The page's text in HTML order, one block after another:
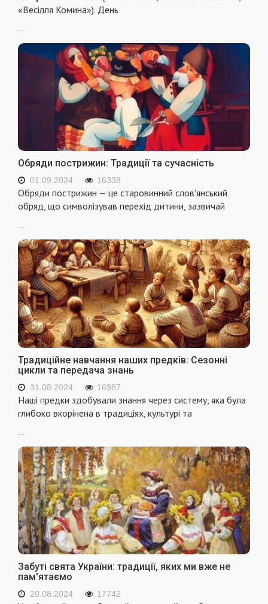
«Весілля Комина»). День
Обряди пострижин: Традиції та сучасність
01.09.2024 16338
Обряди пострижин — це старовинний слов'янський
обряд, що символізував перехід дитини, зазвичай
Традиційне навчання наших предків: Сезонні
цикли та передача знань
31.08.2024 16987
Наші предки здобували знання через систему, яка була
глибоко вкорінена в традиціях, культурі та
Забуті свята України: традиції, яких ми вже не
пам'ятаємо
20.08.2024 17742